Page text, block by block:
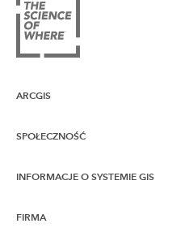
ARCGIS
ArcGIS — przegląd
SPOŁECZNOŚĆ
Społeczność Esri
INFORMACJE O SYSTEMIE GIS
Co to jest GIS?
FIRMA